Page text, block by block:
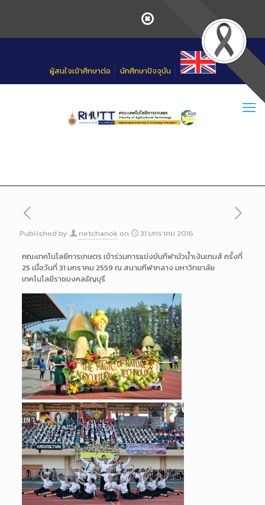
ผู้สนใจเข้าศึกษาต่อ นักศึกษาปัจจุบัน
Published by netchanok on 31 มกราคม 2016
คณะเทคโนโลยีการเกษตร เข้าร่วมการแข่งขันกีฬาบัวน้ำเงินเกมส์ ครั้งที่
25 เมื่อวันที่ 31 มกราคม 2559 ณ สนามกีฬากลาง มหาวิทยาลัย
เทคโนโลยีราชมงคลธัญบุรี